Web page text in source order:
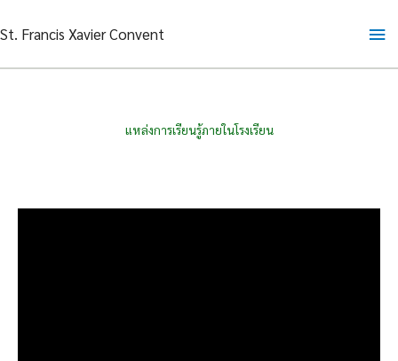
to
St. Francis Xavier Convent
แหล่งการเรียนรู้ภายในโรงเรียน